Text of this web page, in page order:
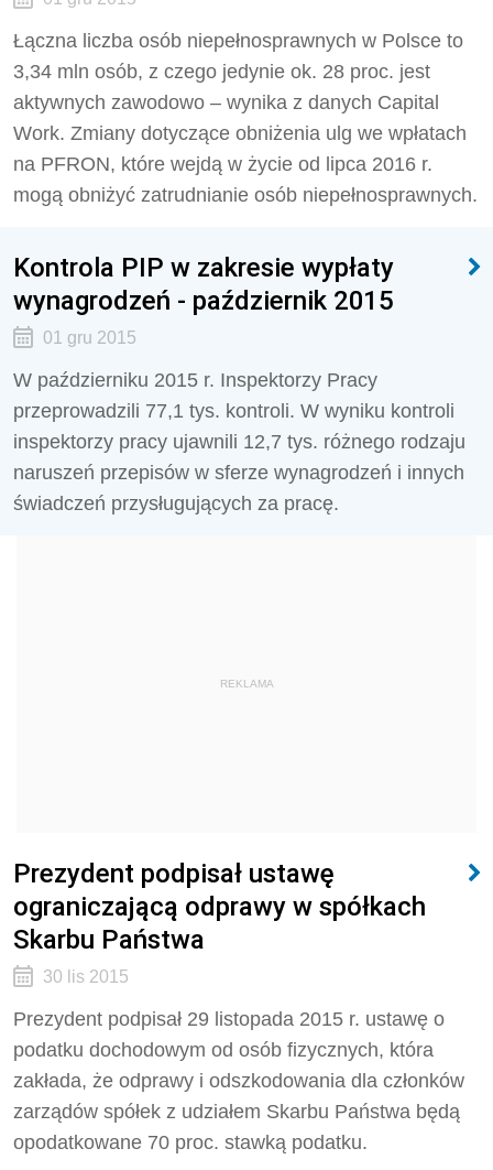
Łączna liczba osób niepełnosprawnych w Polsce to
3,34 mln osób, z czego jedynie ok. 28 proc. jest
aktywnych zawodowo – wynika z danych Capital
Work. Zmiany dotyczące obniżenia ulg we wpłatach
na PFRON, które wejdą w życie od lipca 2016 r.
mogą obniżyć zatrudnianie osób niepełnosprawnych.
Kontrola PIP w zakresie wypłaty
wynagrodzeń - październik 2015
01 gru 2015
W październiku 2015 r. Inspektorzy Pracy
przeprowadzili 77,1 tys. kontroli. W wyniku kontroli
inspektorzy pracy ujawnili 12,7 tys. różnego rodzaju
naruszeń przepisów w sferze wynagrodzeń i innych
świadczeń przysługujących za pracę.
REKLAMA
Prezydent podpisał ustawę
ograniczającą odprawy w spółkach
Skarbu Państwa
30 lis 2015
Prezydent podpisał 29 listopada 2015 r. ustawę o
podatku dochodowym od osób fizycznych, która
zakłada, że odprawy i odszkodowania dla członków
zarządów spółek z udziałem Skarbu Państwa będą
opodatkowane 70 proc. stawką podatku.